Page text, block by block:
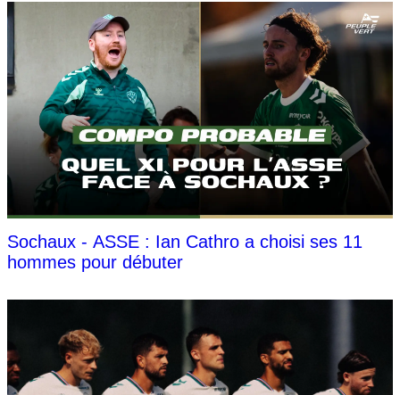
Sochaux - ASSE : Ian Cathro a choisi ses 11
hommes pour débuter